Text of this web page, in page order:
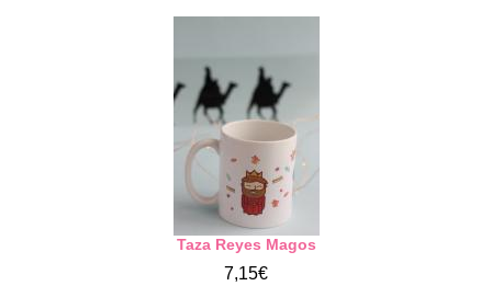
Taza Reyes Magos
7,15€